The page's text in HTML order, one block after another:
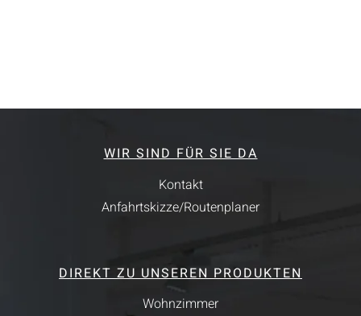
WIR SIND FÜR SIE DA
Kontakt
Anfahrtskizze/Routenplaner
DIREKT ZU UNSEREN PRODUKTEN
Wohnzimmer